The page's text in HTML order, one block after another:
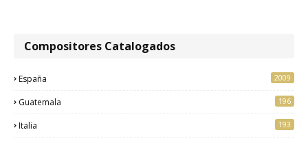
Compositores Catalogados
España 2009
Guatemala 196
Italia 193